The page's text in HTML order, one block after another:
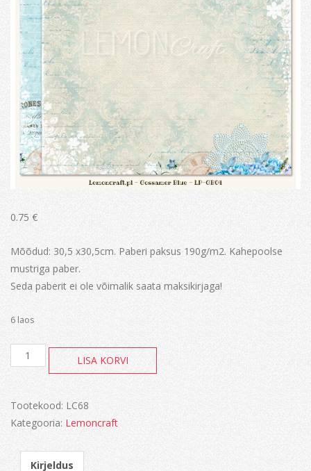
0.75 €
Mõõdud: 30,5 x30,5cm. Paberi paksus 190g/m2. Kahepoolse
mustriga paber.
Seda paberit ei ole võimalik saata maksikirjaga!
6 laos
Gossamer
Blue
LISA KORVI
Tootekood: LC68
Kategooria: Lemoncraft
Kirjeldus